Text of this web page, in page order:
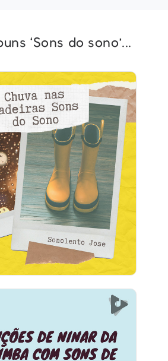
‘Sons do sono’...
Madeiras Sons do
Sono
Info
Jogar
de Ninar da Marimba
de Praia para o